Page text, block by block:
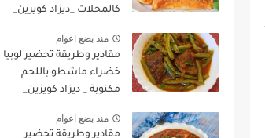
كالمحلات _ديزاد كويزين_
منذ بضع اعوام
مقادير وطريقة تحضير لوبيا
خضراء ماشطو باللحم
مكتوبة _ ديزاد كويزين_
منذ بضع اعوام
مقادير وطريقة تحضير